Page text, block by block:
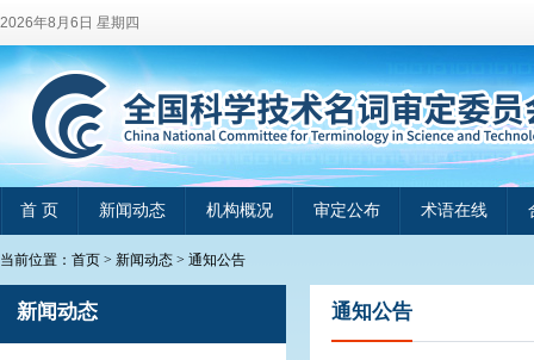
2026年8月6日 星期四
首 页 新闻动态 机构概况 审定公布 术语在线
当前位置： 首页 > 新闻动态 > 通知公告
新闻动态 通知公告